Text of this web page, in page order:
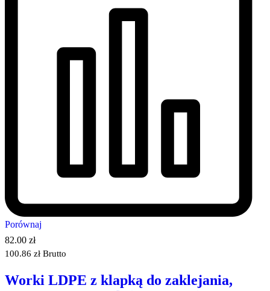
Porównaj
82.00 zł
100.86 zł Brutto
Worki LDPE z klapką do zaklejania,